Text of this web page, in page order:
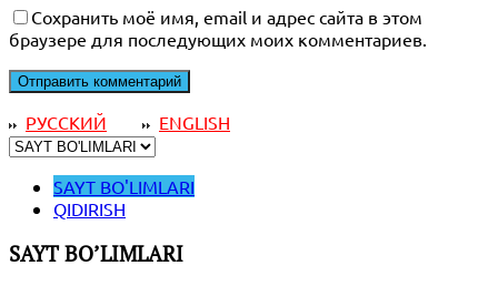
Сохранить моё имя, email и адрес сайта в этом
браузере для последующих моих комментариев.
РУССКИЙ ENGLISH
SAYT BO'LIMLARI
QIDIRISH
SAYT BO’LIMLARI